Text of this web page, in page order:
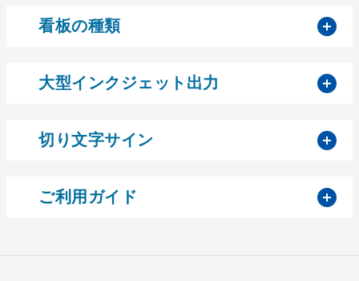
看板の種類
大型インクジェット出力
切り文字サイン
ご利用ガイド